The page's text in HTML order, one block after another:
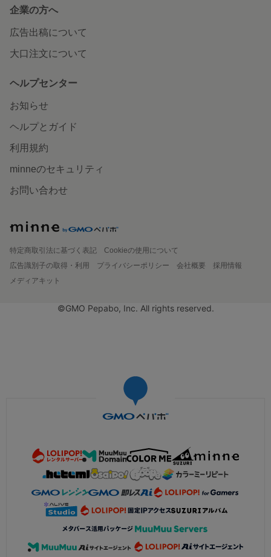
企業の方へ
広告出稿について
大口注文について
ヘルプセンター
お知らせ
ヘルプとガイド
利用規約
minneのセキュリティ
お問い合わせ
特定商取引法に基づく表記
Cookieの使用について
広告識別子の取得・利用
プライバシーポリシー 会社概要
採用情報
メディアキット
©GMO Pepabo, Inc. All rights reserved.